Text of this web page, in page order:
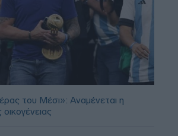
του Μέσι»: Αναμένεται η